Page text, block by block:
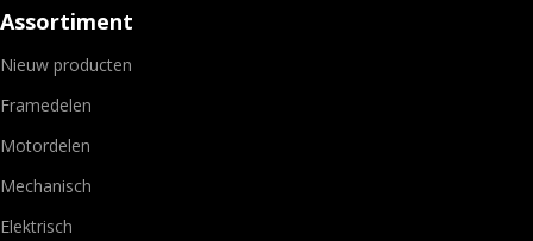
Assortiment
Nieuw producten
Framedelen
Motordelen
Mechanisch
Elektrisch